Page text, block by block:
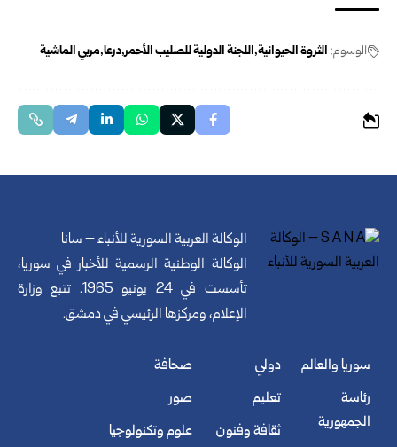
الوسوم: الثروة الحيوانية اللجنة الدولية للصليب الأحمر درعا مربي الماشية
الوكالة العربية السورية للأنباء – سانا
الوكالة الوطنية الرسمية للأخبار في سوريا،
تأسست في 24 يونيو 1965. تتبع وزارة
الإعلام، ومركزها الرئيسي في دمشق.
سوريا والعالم
رئاسة
الجمهورية
دولي
تعليم
ثقافة وفنون
صحافة
صور
علوم وتكنولوجيا